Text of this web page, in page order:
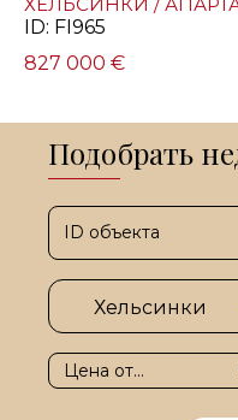
ID: FI965
827 000 €
Подобрать
Хельсинки